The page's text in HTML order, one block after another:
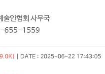
술인협회 사무국
655-1559
DATE : 2025-06-22 17:43:05